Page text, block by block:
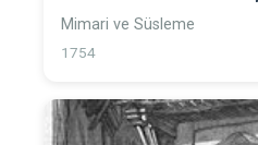
Mimari ve Süsleme
1754